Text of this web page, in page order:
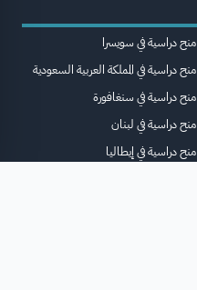
منح دراسية في سويسرا
منح دراسية في المملكة العربية السعودية
منح دراسية في سنغافورة
منح دراسية في لبنان
منح دراسية في إيطاليا